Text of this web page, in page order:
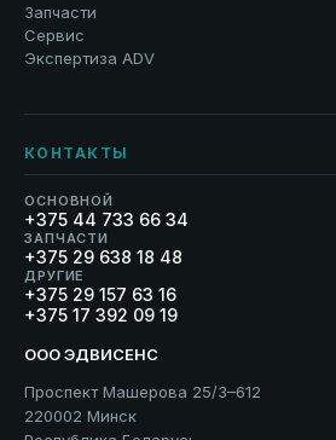
Запчасти
Сервис
Экспертиза ADV
КОНТАКТЫ
ОСНОВНОЙ
+375 44 733 66 34
ЗАПЧАСТИ
+375 29 638 18 48
ДРУГИЕ
+375 29 157 63 16
+375 17 392 09 19
ООО ЭДВИСЕНС
Проспект Машерова 25/3–612
220002 Минск